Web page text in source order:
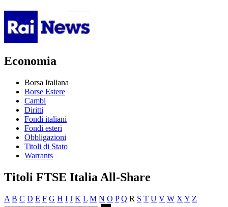
Economia
Borsa Italiana
Borse Estere
Cambi
Diritti
Fondi italiani
Fondi esteri
Obbligazioni
Titoli di Stato
Warrants
Titoli FTSE Italia All-Share
A B C D E F G H I J K L M N O P Q R S T U V W X Y Z